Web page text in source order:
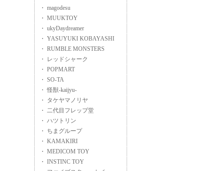
・ magodesu
・ MUUKTOY
・ ukyDaydreamer
・ YASUYUKI KOBAYASHI
・ RUMBLE MONSTERS
・ レッドシャーク
・ POPMART
・ SO-TA
・ 怪獣-kaijyu-
・ タケヤマノリヤ
・ 二代目フレップ堂
・ ハツトリン
・ ちまグループ
・ KAMAKIRI
・ MEDICOM TOY
・ INSTINC TOY